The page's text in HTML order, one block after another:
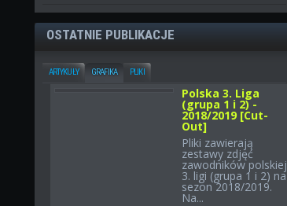
OSTATNIE PUBLIKACJE
ARTYKUŁY GRAFIKA PLIKI
Polska 3. Liga
(grupa 1 i 2) -
2018/2019 [Cut-
Out]
Pliki zawierają
zestawy zdjęć
zawodników polskiej
3. ligi (grupa 1 i 2) na
sezon 2018/2019.
Na...